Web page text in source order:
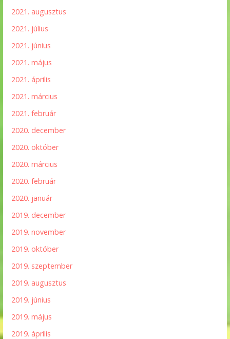
2021. augusztus
2021. július
2021. június
2021. május
2021. április
2021. március
2021. február
2020. december
2020. október
2020. március
2020. február
2020. január
2019. december
2019. november
2019. október
2019. szeptember
2019. augusztus
2019. június
2019. május
2019. április